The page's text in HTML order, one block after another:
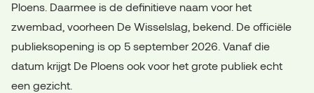
Ploens. Daarmee is de definitieve naam voor het
zwembad, voorheen De Wisselslag, bekend. De officiële
publieksopening is op 5 september 2026. Vanaf die
datum krijgt De Ploens ook voor het grote publiek echt
een gezicht.